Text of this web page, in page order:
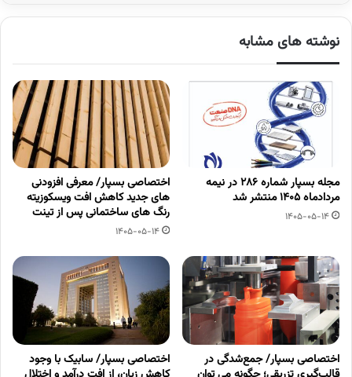
نوشته های مشابه
مجله بسپار شماره 286 در نیمه
مردادماه 1405 منتشر شد
1405-05-14
اختصاصی بسپار/ معرفی افزودنی
های جدید کاهش افت ویسکوزیته
رنگ های ساختمانی پس از تینت
1405-05-14
اختصاصی بسپار/ جمع‌شدگی در
اختصاصی بسپار/ سابیک با وجود